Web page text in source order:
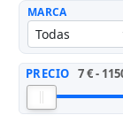
MARCA
PRECIO 7 € -